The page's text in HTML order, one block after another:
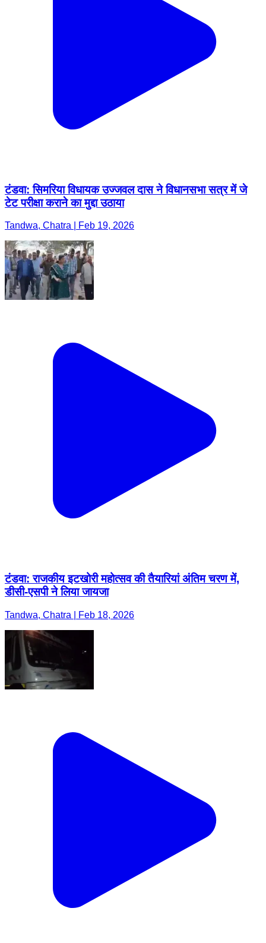
टंडवा: सिमरिया विधायक उज्जवल दास ने विधानसभा सत्र में जे
टेट परीक्षा कराने का मुद्दा उठाया
Tandwa, Chatra | Feb 19, 2026
टंडवा: राजकीय इटखोरी महोत्सव की तैयारियां अंतिम चरण में,
डीसी-एसपी ने लिया जायजा
Tandwa, Chatra | Feb 18, 2026